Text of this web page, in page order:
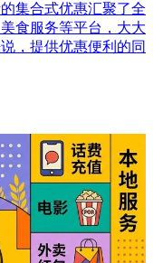
集合式优惠汇聚了全
食服务等平台，大大
，提供优惠便利的同